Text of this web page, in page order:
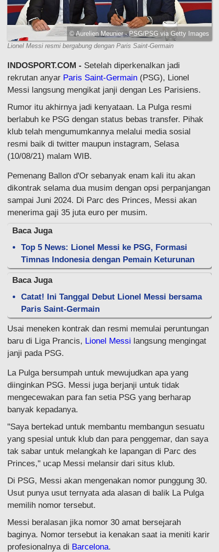
© Aurelien Meunier - PSG/PSG via Getty Images
Lionel Messi resmi bergabung dengan Paris Saint-Germain
INDOSPORT.COM - Setelah diperkenalkan jadi
rekrutan anyar Paris Saint-Germain (PSG), Lionel
Messi langsung mengikat janji dengan Les Parisiens.
Rumor itu akhirnya jadi kenyataan. La Pulga resmi
berlabuh ke PSG dengan status bebas transfer. Pihak
klub telah mengumumkannya melalui media sosial
resmi baik di twitter maupun instagram, Selasa
(10/08/21) malam WIB.
Pemenang Ballon d'Or sebanyak enam kali itu akan
dikontrak selama dua musim dengan opsi perpanjangan
sampai Juni 2024. Di Parc des Princes, Messi akan
menerima gaji 35 juta euro per musim.
Baca Juga
Top 5 News: Lionel Messi ke PSG, Formasi
Timnas Indonesia dengan Pemain Keturunan
Baca Juga
Catat! Ini Tanggal Debut Lionel Messi bersama
Paris Saint-Germain
Usai meneken kontrak dan resmi memulai peruntungan
baru di Liga Prancis, Lionel Messi langsung mengingat
janji pada PSG.
La Pulga bersumpah untuk mewujudkan apa yang
diinginkan PSG. Messi juga berjanji untuk tidak
mengecewakan para fan setia PSG yang berharap
banyak kepadanya.
"Saya bertekad untuk membantu membangun sesuatu
yang spesial untuk klub dan para penggemar, dan saya
tak sabar untuk melangkah ke lapangan di Parc des
Princes," ucap Messi melansir dari situs klub.
Di PSG, Messi akan mengenakan nomor punggung 30.
Usut punya usut ternyata ada alasan di balik La Pulga
memilih nomor tersebut.
Messi beralasan jika nomor 30 amat bersejarah
baginya. Nomor tersebut ia kenakan saat ia meniti karir
profesionalnya di Barcelona.